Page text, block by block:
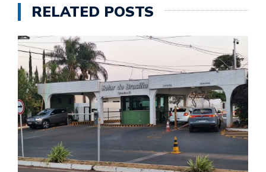
RELATED POSTS